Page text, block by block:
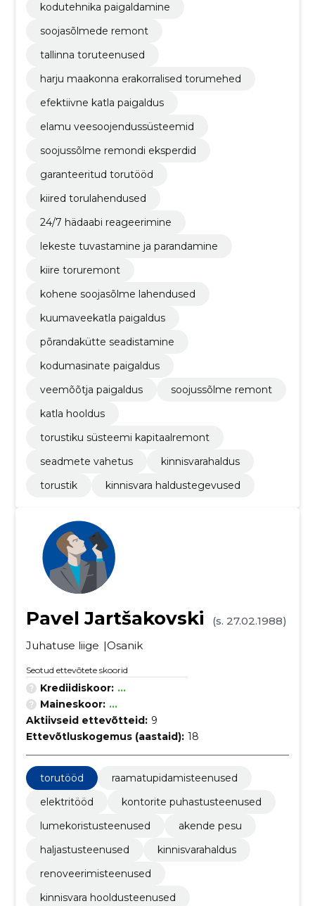
kodutehnika paigaldamine
soojasõlmede remont
tallinna toruteenused
harju maakonna erakorralised torumehed
efektiivne katla paigaldus
elamu veesoojendussüsteemid
soojussõlme remondi eksperdid
garanteeritud torutööd
kiired torulahendused
24/7 hädaabi reageerimine
lekeste tuvastamine ja parandamine
kiire toruremont
kohene soojasõlme lahendused
kuumaveekatla paigaldus
põrandakütte seadistamine
kodumasinate paigaldus
veemõõtja paigaldus
soojussõlme remont
katla hooldus
torustiku süsteemi kapitaalremont
seadmete vahetus
kinnisvarahaldus
torustik
kinnisvara haldustegevused
Pavel Jartšakovski
(s. 27.02.1988)
Juhatuse liige
Osanik
Seotud ettevõtete skoorid
Krediidiskoor: ...
Maineskoor: ...
Aktiivseid ettevõtteid: 9
Ettevõtluskogemus (aastaid): 18
torutööd
raamatupidamisteenused
elektritööd
kontorite puhastusteenused
lumekoristusteenused
akende pesu
haljastusteenused
kinnisvarahaldus
renoveerimisteenused
kinnisvara hooldusteenused